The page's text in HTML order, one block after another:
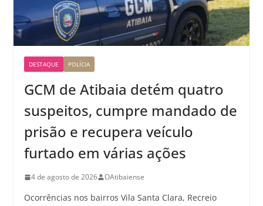
DESTAQUE POLÍCIA
GCM de Atibaia detém quatro
suspeitos, cumpre mandado de
prisão e recupera veículo
furtado em várias ações
4 de agosto de 2026 OAtibaiense
Ocorrências nos bairros Vila Santa Clara, Recreio